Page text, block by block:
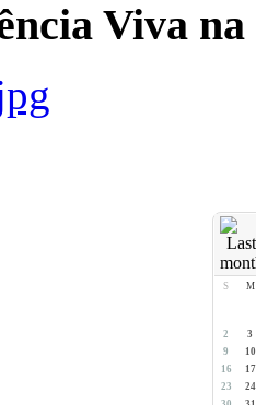
Viva
S M
2
3
9
10
16
17
23
24